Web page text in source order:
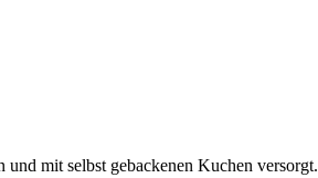
mit selbst gebackenen Kuchen versorgt.